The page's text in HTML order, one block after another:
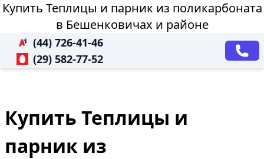
Купить Теплицы и парник из поликарбоната
в Бешенковичах и районе
(44) 726-41-46
(29) 582-77-52
Купить Теплицы и
парник из